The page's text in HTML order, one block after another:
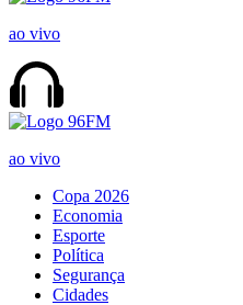
ao vivo
ao vivo
Copa 2026
Economia
Esporte
Política
Segurança
Cidades